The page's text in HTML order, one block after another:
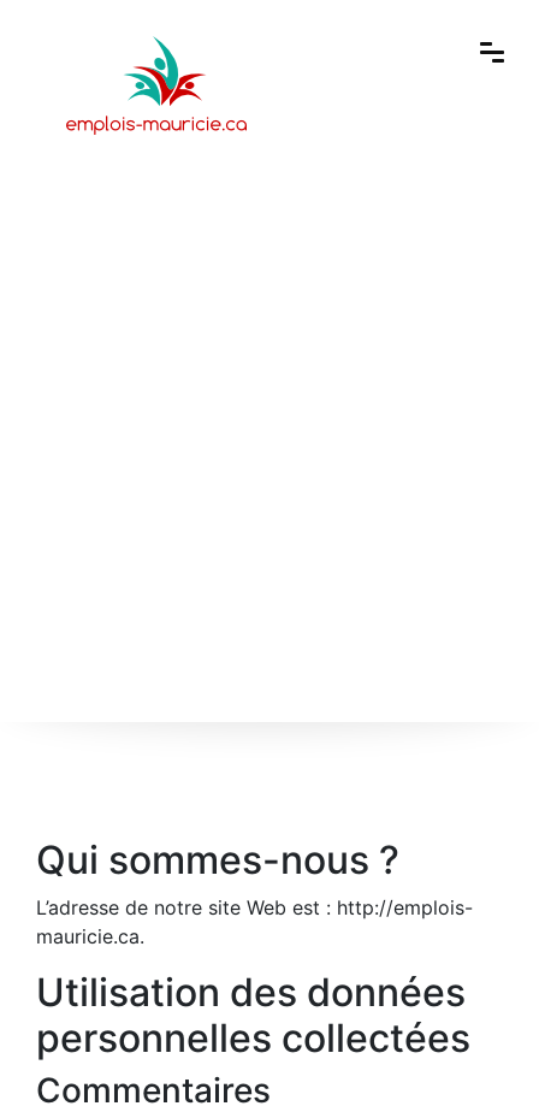
Qui sommes-nous ?
L’adresse de notre site Web est : http://emplois-
mauricie.ca.
Utilisation des données
personnelles collectées
Commentaires